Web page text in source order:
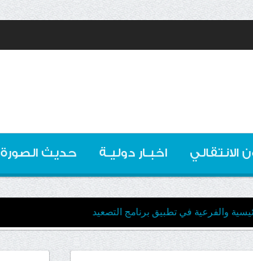
الانتقالي اخبـار دوليـة حديث الصورة
والفرعية في تطبيق برنامج التصعيد